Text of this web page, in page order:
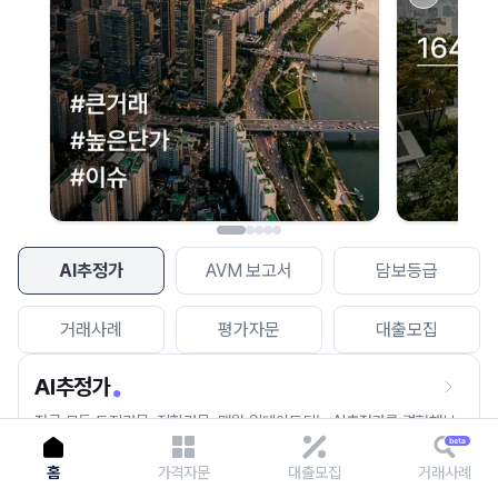
AI추정가 AVM 보고서 담보등급
거래사례 평가자문 대출모집
AI추정가
전국 모든 토지건물, 집합건물, 매월 업데이트되는 AI추정가를 경험해보
세요.
이용에 불편을 드려 죄송합니다.
다시 시도
홈 가격자문 대출모집 거래사례